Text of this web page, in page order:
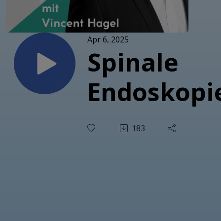
Apr 6, 2025
Spinale
183